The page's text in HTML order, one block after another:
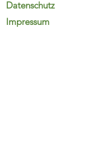
Datenschutz
Impressum